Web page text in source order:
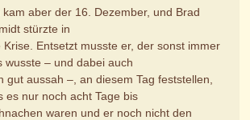
kam aber der 16. Dezember, und Brad
stürzte in
Krise. Entsetzt musste er, der sonst immer
wusste – und dabei auch
gut aussah –, an diesem Tag feststellen,
es nur noch acht Tage bis
waren und er noch nicht den